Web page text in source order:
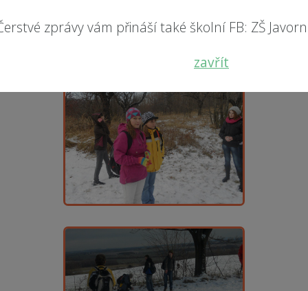
zprávy vám přináší také školní FB: ZŠ
zavřít